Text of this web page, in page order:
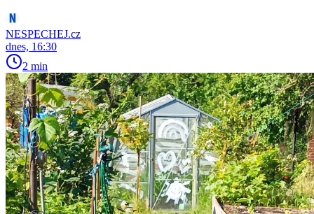
NESPECHEJ.cz
dnes, 16:30
2 min